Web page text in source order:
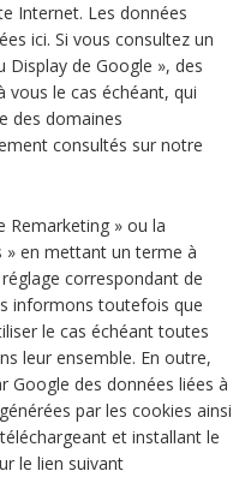
Internet. Les données
ici. Si vous consultez un
Display de Google », des
vous le cas échéant, qui
des domaines
consultés sur notre
Remarketing » ou la
» en mettant un terme à
correspondant de
informons toutefois que
le cas échéant toutes
leur ensemble. En outre,
Google des données liées à
par les cookies ainsi
et installant le
le lien suivant